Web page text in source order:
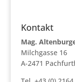
Kontakt
Mag.
Milchgasse 16
A-2471